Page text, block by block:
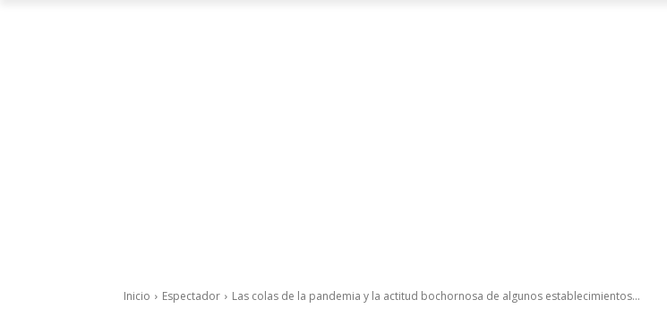
Inicio Espectador Las colas de la pandemia y la actitud bochornosa de algunos establecimientos...